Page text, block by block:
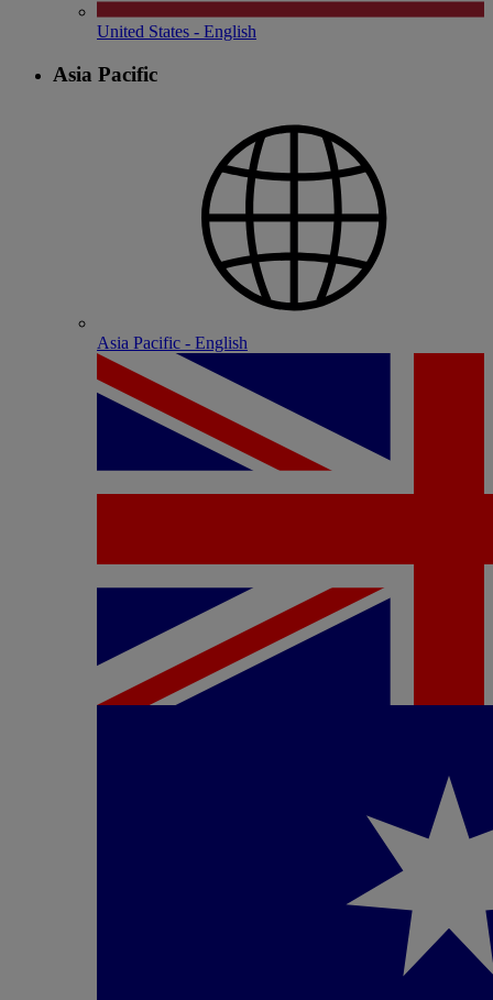
United States - English
Asia Pacific
Asia Pacific - English